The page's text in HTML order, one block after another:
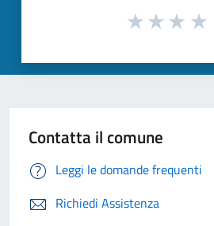
Contatta il comune
Leggi le domande frequenti
Richiedi Assistenza